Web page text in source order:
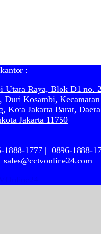
:
Utara Raya, Blok D1 no.
Duri Kosambi, Kecamatan
Kota Jakarta Barat,
Jakarta 11750
1888-1777| 0896-1888-
sales@cctvonline24.com